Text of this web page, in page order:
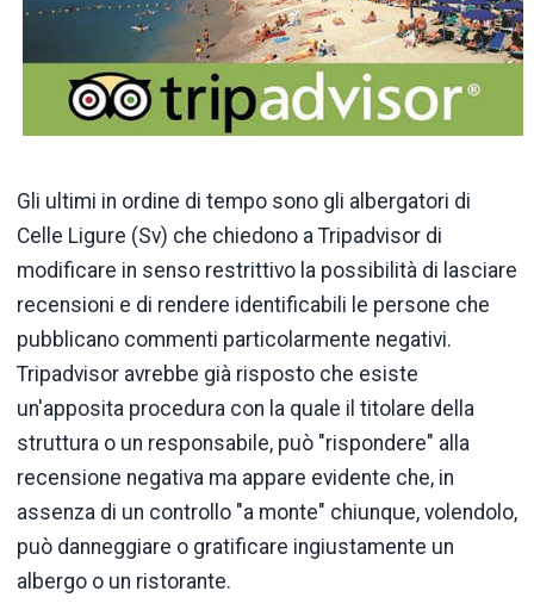
Gli ultimi in ordine di tempo sono gli albergatori di
Celle Ligure (Sv) che chiedono a Tripadvisor di
modificare in senso restrittivo la possibilità di lasciare
recensioni e di rendere identificabili le persone che
pubblicano commenti particolarmente negativi.
Tripadvisor avrebbe già risposto che esiste
un'apposita procedura con la quale il titolare della
struttura o un responsabile, può "rispondere" alla
recensione negativa ma appare evidente che, in
assenza di un controllo "a monte" chiunque, volendolo,
può danneggiare o gratificare ingiustamente un
albergo o un ristorante.